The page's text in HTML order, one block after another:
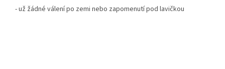
- už žádné válení po zemi nebo zapomenutí pod lavičkou